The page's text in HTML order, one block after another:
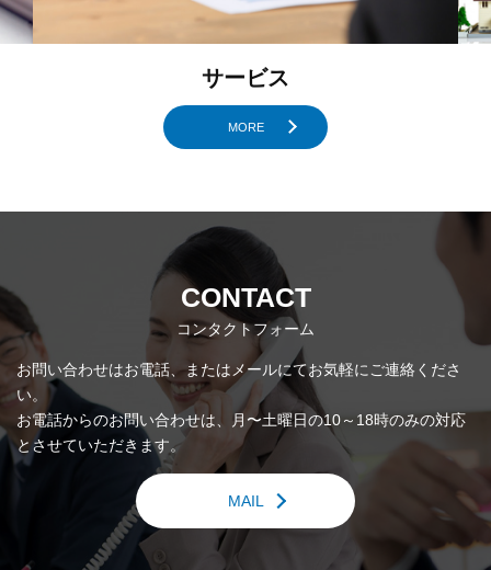
サービス
MORE
CONTACT
コンタクトフォーム
お問い合わせはお電話、またはメールにてお気軽にご連絡くださ
い。
お電話からのお問い合わせは、月〜土曜日の10～18時のみの対応
とさせていただきます。
MAIL